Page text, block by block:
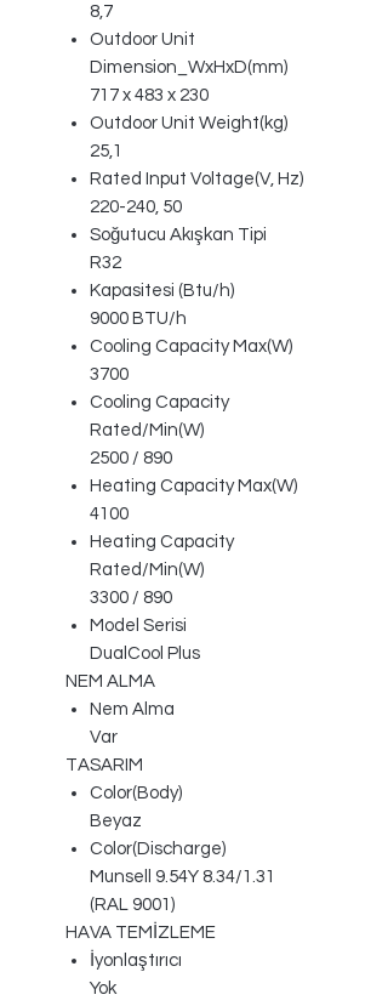
8,7
Outdoor Unit
Dimension_WxHxD(mm)
717 x 483 x 230
Outdoor Unit Weight(kg)
25,1
Rated Input Voltage(V, Hz)
220-240, 50
Soğutucu Akışkan Tipi
R32
Kapasitesi (Btu/h)
9000 BTU/h
Cooling Capacity Max(W)
3700
Cooling Capacity
Rated/Min(W)
2500 / 890
Heating Capacity Max(W)
4100
Heating Capacity
Rated/Min(W)
3300 / 890
Model Serisi
DualCool Plus
NEM ALMA
Nem Alma
Var
TASARIM
Color(Body)
Beyaz
Color(Discharge)
Munsell 9.54Y 8.34/1.31
(RAL 9001)
HAVA TEMİZLEME
İyonlaştırıcı
Yok